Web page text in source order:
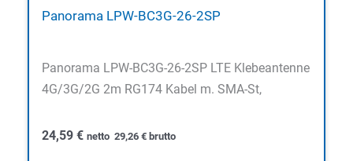
Panorama LPW-BC3G-26-2SP
Panorama LPW-BC3G-26-2SP LTE Klebeantenne
4G/3G/2G 2m RG174 Kabel m. SMA-St,
24,59 € netto 29,26 € brutto